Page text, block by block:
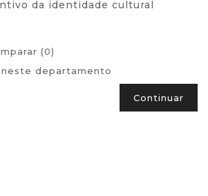
da identidade cultural
(0)
departamento
Continuar